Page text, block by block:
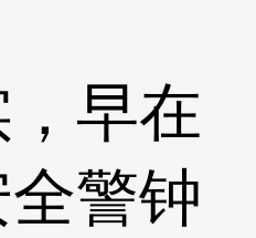
早在
警钟